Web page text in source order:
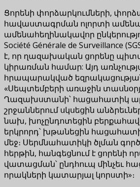
Ցորենի փորձարկումների,
հավաստագրման ոլորտի
ամենահեղինակավոր
Société Générale de Surveillance
է, որ ղազախական ցորենը
կիրառման համար: Այդ
հրապարակված
«Սեպտեմբերի առաջին
Ղազախստանի՝ հացահատիկ
շրջաններում սկսեցին
նախ, խոչընդոտեցին
երկրորդ՝ խթանեցին
մեջ։ Սերմնահատիկի ծլման
հերթին, հանգեցնում է ցորենի
վատացման՝ ընդհուպ մինչեւ
որակների կատարյալ կորստի»։